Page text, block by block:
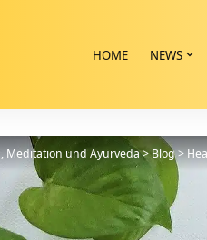
HOME NEWS
Meditation und Ayurveda>Blog>